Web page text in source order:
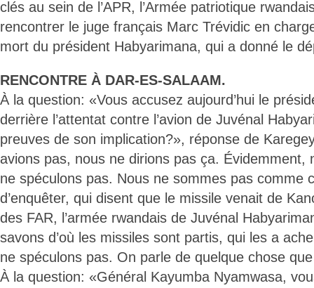
clés au sein de l’APR, l’Armée patriotique
rencontrer le juge français Marc Trévidic en
mort du président Habyarimana, qui a donné le
RENCONTRE À DAR-ES-SALAAM.
À la question: «Vous accusez aujourd’hui le
derrière l’attentat contre l’avion de Juvénal
preuves de son implication?», réponse de
avions pas, nous ne dirions pas ça. Évidemment,
ne spéculons pas. Nous ne sommes pas comme
d’enquêter, qui disent que le missile venait de
des FAR, l’armée rwandais de Juvénal
savons d’où les missiles sont partis, qui les a
ne spéculons pas. On parle de quelque chose
À la question: «Général Kayumba Nyamwasa,